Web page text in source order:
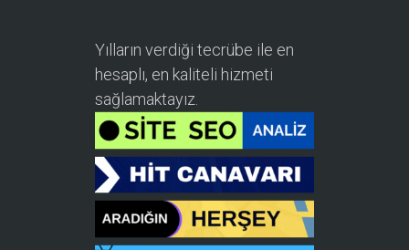
Yılların verdiği tecrübe ile en
hesaplı, en kaliteli hizmeti
sağlamaktayız.